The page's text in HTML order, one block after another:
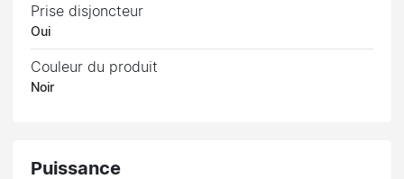
Prise disjoncteur
Oui
Couleur du produit
Noir
Puissance